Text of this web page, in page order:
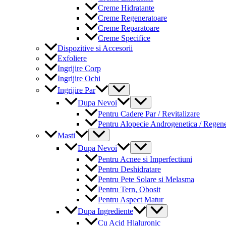
Creme Hidratante
Creme Regeneratoare
Creme Reparatoare
Creme Specifice
Dispozitive si Accesorii
Exfoliere
Ingrijire Corp
Ingrijire Ochi
Ingrijire Par
Menu
Toggle
Dupa Nevoi
Menu
Toggle
Pentru Cadere Par / Revitalizare
Pentru Alopecie Androgenetica /
Masti
Menu
Toggle
Dupa Nevoi
Menu
Toggle
Pentru Acnee si Imperfectiuni
Pentru Deshidratare
Pentru Pete Solare si Melasma
Pentru Tern, Obosit
Pentru Aspect Matur
Dupa Ingrediente
Menu
Toggle
Cu Acid Hialuronic